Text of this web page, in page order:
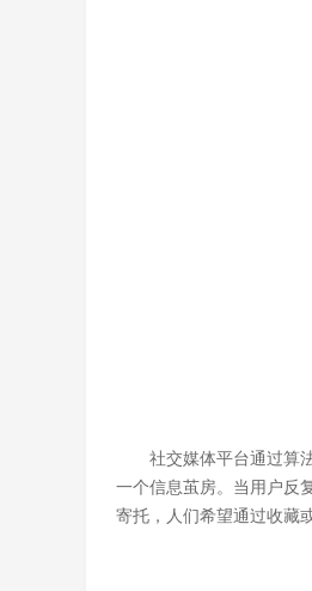
社交媒体平台通过算
一个信息茧房。当用户反
寄托，人们希望通过收藏